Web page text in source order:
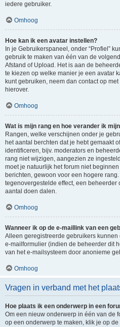
iedere gebruiker.
Omhoog
Hoe kan ik een avatar instellen?
In je Gebruikerspaneel, onder “Profiel”
gebruik te maken van één van de
Afstand of Upload. Het is aan de
te kiezen op welke manier je een avatar
kunt gebruiken, neem dan contact op
hierover.
Omhoog
Wat is mijn rang en hoe verander ik
Rangen, welke verschijnen onder je
het aantal berchten dat je hebt gemaakt
identificeren, bijv. moderators en
rang niet wijzigen, aangezien ze
moet je natuurlijk het forum niet
berichten, gewoon voor een hogere
tegenovergestelde effect, een beheerder
aantal doen dalen.
Omhoog
Wanneer ik op de e-maillink van een
Alleen geregistreerde gebruikers
e-mailformulier (indien de beheerder dit
van het e-mailsysteem door anonieme
Omhoog
Vragen in verband met het
Hoe plaats ik een onderwerp in een
Om een nieuw onderwerp in één van de
op een onderwerp te maken, klik je op